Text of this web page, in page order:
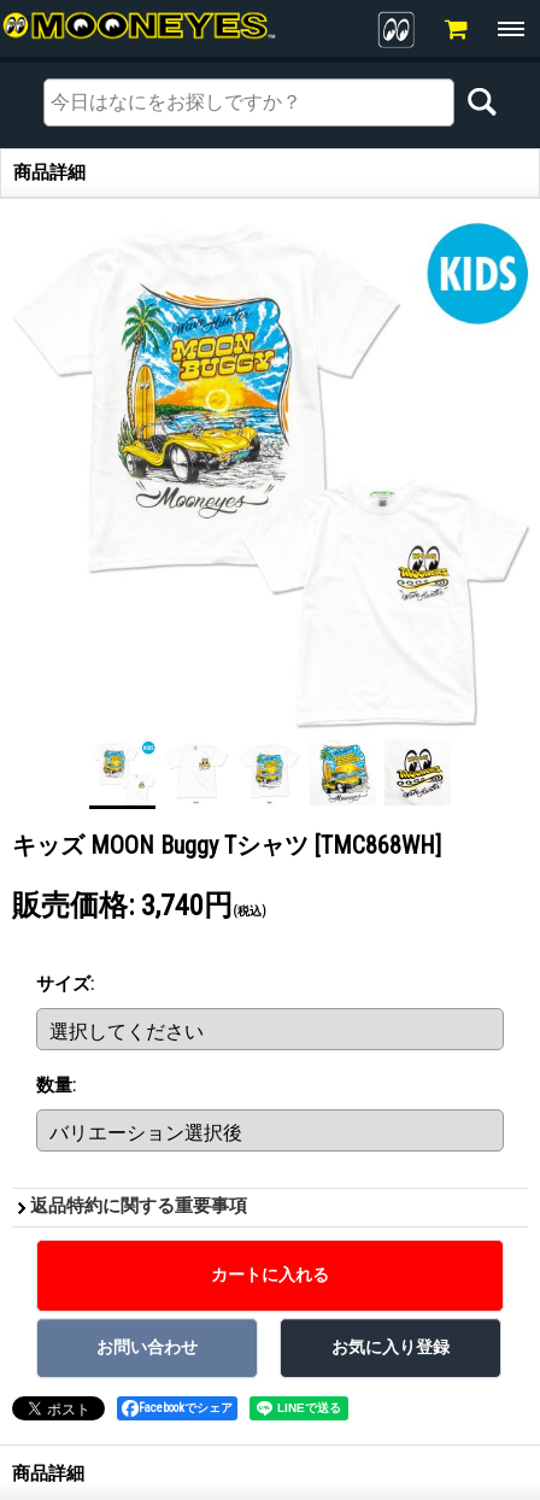
商品詳細
商品詳細
キッズ MOON Buggy Tシャツ [TMC868WH]
販売価格: 3,740円 (税込)
サイズ:
数量:
返品特約に関する重要事項
Facebookでシェア
商品詳細